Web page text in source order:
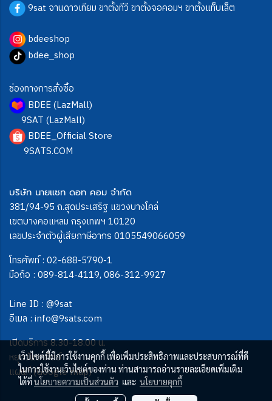
9sat จานดาวเทียม ขาตั้งทีวี ขาตั้งจอคอมฯ ขาตั้งแท็บเล็ต
bdeeshop
bdee_shop
ช่องทางการสั่งซื้อ
BDEE (LazMall)
9SAT (LazMall)
BDEE_Official Store
9SATS.COM
บริษัท นายแซท ดอท คอม จำกัด
381/94-95 ถ.สุดประเสริฐ แขวงบางโคล่
เขตบางคอแหลม กรุงเทพฯ 10120
เลขประจำตัวผู้เสียภาษีอากร 0105549066059
โทรศัพท์ : 02-688-5790-1
มือถือ : 089-814-4119, 086-312-9927
Line ID : @9sat
อีเมล : info@9sats.com
เปิดบริการ 8.30-18.00 น.
หยุดวันอาทิตย์
แผนที่ (Google map)
เว็บไซต์นี้มีการใช้งานคุกกี้ เพื่อเพิ่มประสิทธิภาพและประสบการณ์ที่ดี
ในการใช้งานเว็บไซต์ของท่าน ท่านสามารถอ่านรายละเอียดเพิ่มเติม
ได้ที่นโยบายความเป็นส่วนตัว และ นโยบายคุกกี้